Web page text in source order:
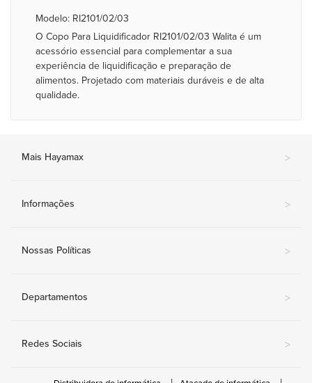
Modelo: RI2101/02/03
O Copo Para Liquidificador RI2101/02/03 Walita é um
acessório essencial para complementar a sua
experiência de liquidificação e preparação de
alimentos. Projetado com materiais duráveis e de alta
qualidade.
Mais Hayamax >
Informações >
Nossas Políticas >
Departamentos >
Redes Sociais >